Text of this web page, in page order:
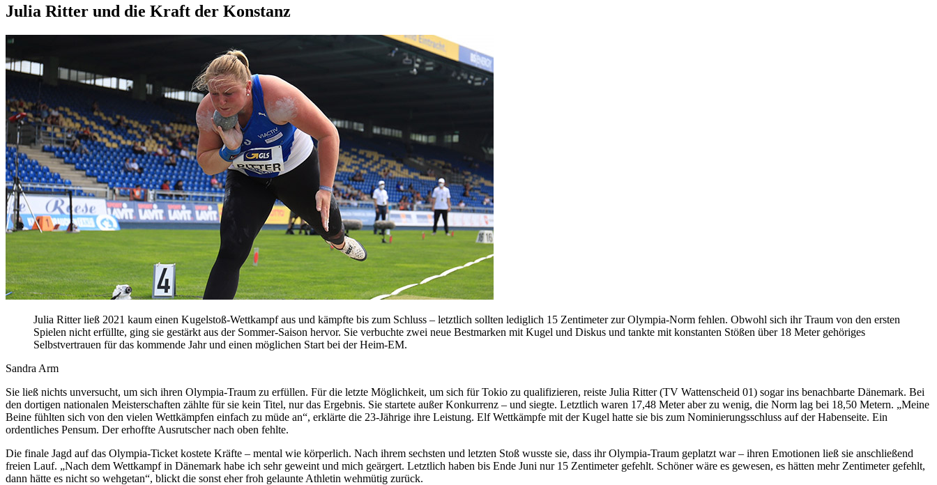
Julia Ritter und die Kraft der Konstanz
Julia Ritter ließ 2021 kaum einen Kugelstoß-Wettkampf aus und kämpfte bis zum Schluss – letztlich sollten lediglich 15 Zentimeter zur Olympia-Norm fehlen. Obwohl sich ihr Traum von den ersten
Spielen nicht erfüllte, ging sie gestärkt aus der Sommer-Saison hervor. Sie verbuchte zwei neue Bestmarken mit Kugel und Diskus und tankte mit konstanten Stößen über 18 Meter gehöriges
Selbstvertrauen für das kommende Jahr und einen möglichen Start bei der Heim-EM.
Sandra Arm
Sie ließ nichts unversucht, um sich ihren Olympia-Traum zu erfüllen. Für die letzte Möglichkeit, um sich für Tokio zu qualifizieren, reiste Julia Ritter (TV Wattenscheid 01) sogar ins benachbarte Dänemark. Bei
den dortigen nationalen Meisterschaften zählte für sie kein Titel, nur das Ergebnis. Sie startete außer Konkurrenz – und siegte. Letztlich waren 17,48 Meter aber zu wenig, die Norm lag bei 18,50 Metern. „Meine
Beine fühlten sich von den vielen Wettkämpfen einfach zu müde an“, erklärte die 23-Jährige ihre Leistung. Elf Wettkämpfe mit der Kugel hatte sie bis zum Nominierungsschluss auf der Habenseite. Ein
ordentliches Pensum. Der erhoffte Ausrutscher nach oben fehlte.
Die finale Jagd auf das Olympia-Ticket kostete Kräfte – mental wie körperlich. Nach ihrem sechsten und letzten Stoß wusste sie, dass ihr Olympia-Traum geplatzt war – ihren Emotionen ließ sie anschließend
freien Lauf. „Nach dem Wettkampf in Dänemark habe ich sehr geweint und mich geärgert. Letztlich haben bis Ende Juni nur 15 Zentimeter gefehlt. Schöner wäre es gewesen, es hätten mehr Zentimeter gefehlt,
dann hätte es nicht so wehgetan“, blickt die sonst eher froh gelaunte Athletin wehmütig zurück.